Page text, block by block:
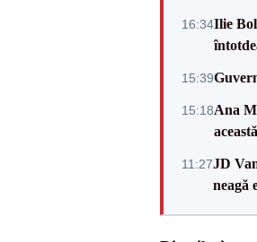
16:34Ilie
15:39
15:18Ana
11:27JD
neagă